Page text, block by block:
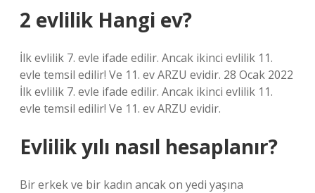
2 evlilik Hangi ev?
İlk evlilik 7. evle ifade edilir. Ancak ikinci evlilik 11.
evle temsil edilir! Ve 11. ev ARZU evidir. 28 Ocak 2022
İlk evlilik 7. evle ifade edilir. Ancak ikinci evlilik 11.
evle temsil edilir! Ve 11. ev ARZU evidir.
Evlilik yılı nasıl hesaplanır?
Bir erkek ve bir kadın ancak on yedi yaşına